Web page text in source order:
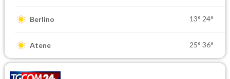
Berlino 13° 24°
Atene 25° 36°